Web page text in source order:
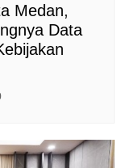
Medan,
Data